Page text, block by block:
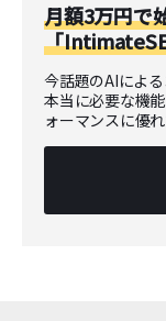
月額3万円で
「
今話題のAIによ
本当に必要な機
ォーマンスに優